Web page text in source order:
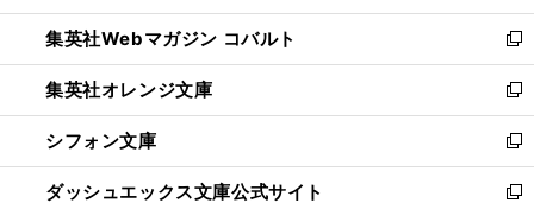
開
く
ウ
で
開
く
ン
ド
ウ
で
開
く
ウ
ィ
ン
ド
ウ
で
開
く
集英社Webマガジン コバルト
新
し
い
ウ
ィ
ン
ド
集英社オレンジ文庫
新
し
い
ウ
ィ
シフォン文庫
新
し
い
ダッシュエックス文庫公式サイト
新